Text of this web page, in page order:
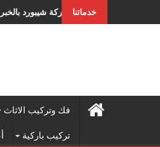
to
خدماتنا أفضل
فك وتركيب الاثاث
تركيب باركية